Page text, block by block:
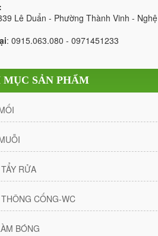
Lê Duẩn - Phường Thành Vinh - Nghệ
: 0915.063.080 - 0971451233
MỤC SẢN PHẨM
RỬA
CỐNG-WC
BÓNG